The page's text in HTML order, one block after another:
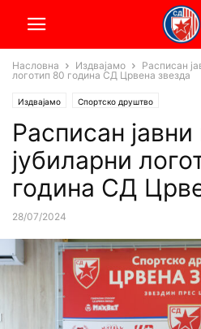
Насловна Издвајамо
Расписан
логотип 80 година СД Црвена звезда
Издвајамо Спортско друштво
Расписан
јубиларни
година СД
28/07/2024